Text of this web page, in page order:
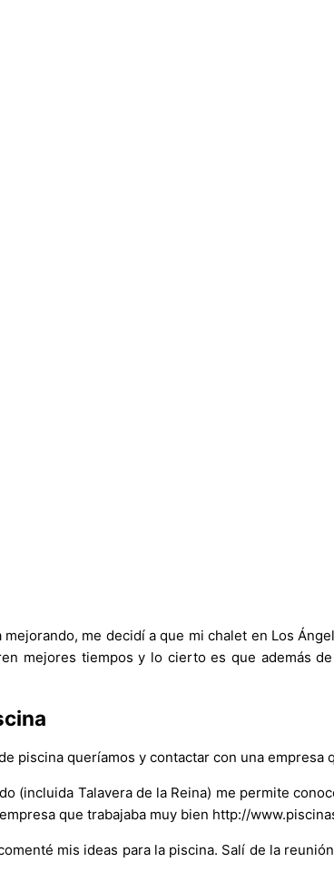
me decidí a que mi chalet en Los
mejores tiempos y lo cierto es que además
piscina queríamos y contactar con una
(incluida Talavera de la Reina) me permite
que trabajaba muy bien http://
mis ideas para la piscina. Salí de la